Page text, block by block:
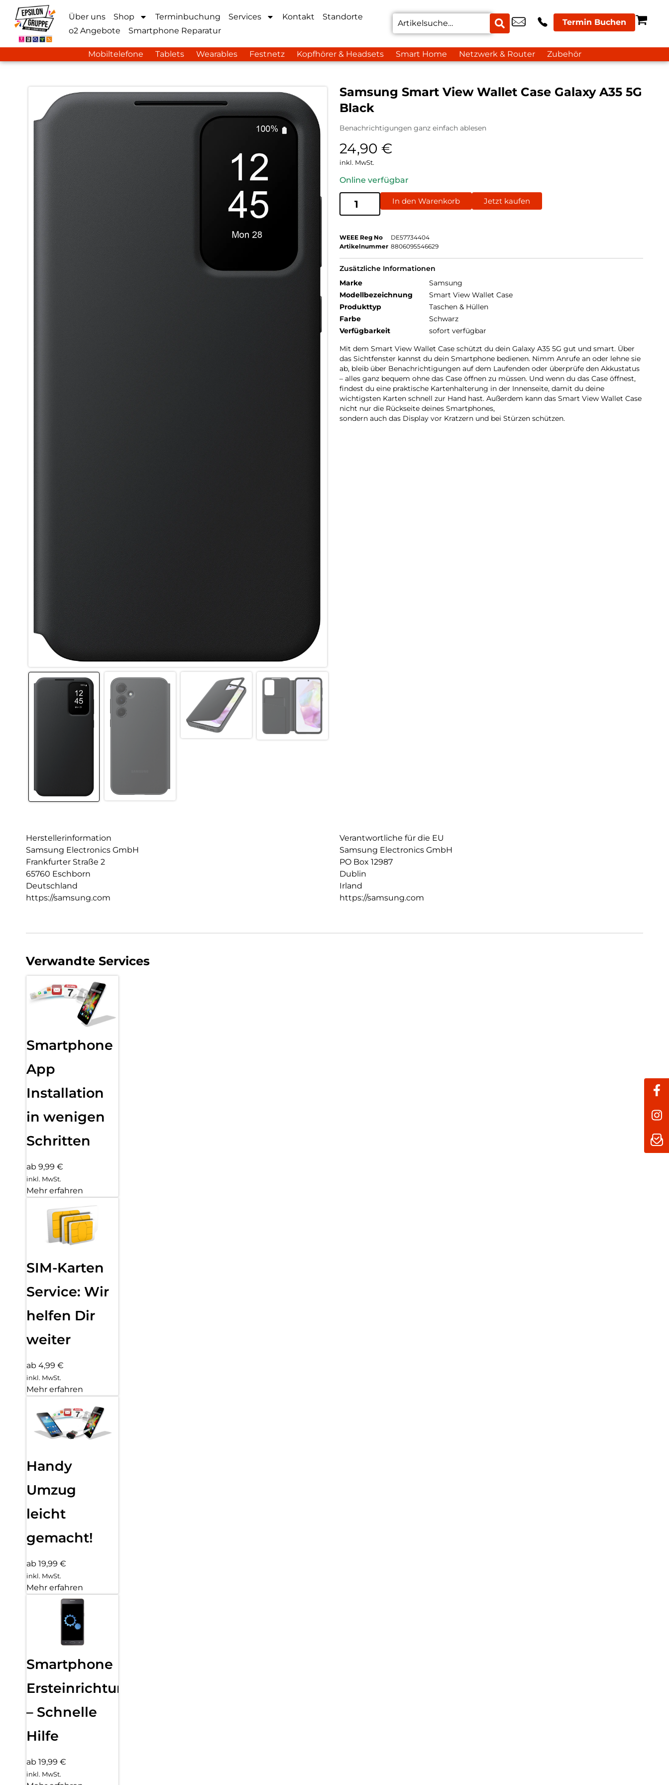
Über uns Shop Terminbuchung Services Kontakt
Standorte
o2 Angebote
Smartphone Reparatur
Termin Buchen
Mobiltelefone Tablets Wearables Festnetz Kopfhörer & Headsets Smart Home Netzwerk & Router Zubehör
Samsung Smart View Wallet Case Galaxy A35 5G
Black
Benachrichtigungen ganz einfach ablesen
24,90 €
inkl. MwSt.
Online verfügbar
In den Warenkorb Jetzt kaufen
WEEE Reg No
DE57734404
Artikelnummer 8806095546629
Zusätzliche Informationen
Marke
Samsung
Modellbezeichnung
Smart View Wallet Case
Produkttyp
Taschen & Hüllen
Farbe
Schwarz
Verfügbarkeit
sofort verfügbar
Mit dem Smart View Wallet Case schützt du dein Galaxy A35 5G gut und smart. Über
das Sichtfenster kannst du dein Smartphone bedienen. Nimm Anrufe an oder lehne sie
ab, bleib über Benachrichtigungen auf dem Laufenden oder überprüfe den Akkustatus
– alles ganz bequem ohne das Case öffnen zu müssen. Und wenn du das Case öffnest,
findest du eine praktische Kartenhalterung in der Innenseite, damit du deine
wichtigsten Karten schnell zur Hand hast. Außerdem kann das Smart View Wallet Case
nicht nur die Rückseite deines Smartphones,
sondern auch das Display vor Kratzern und bei Stürzen schützen.
Herstellerinformation
Samsung Electronics GmbH
Frankfurter Straße 2
65760 Eschborn
Deutschland
https://samsung.com
Verantwortliche für die EU
Samsung Electronics GmbH
PO Box 12987
Dublin
Irland
https://samsung.com
Verwandte Services
Smartphone
App
Installation
in wenigen
Schritten
ab 9,99 €
inkl. MwSt.
Mehr erfahren
SIM-Karten
Service: Wir
helfen Dir
weiter
ab 4,99 €
inkl. MwSt.
Mehr erfahren
Handy
Umzug
leicht
gemacht!
ab 19,99 €
inkl. MwSt.
Mehr erfahren
Smartphone
Ersteinrichtung
– Schnelle
Hilfe
ab 19,99 €
inkl. MwSt.